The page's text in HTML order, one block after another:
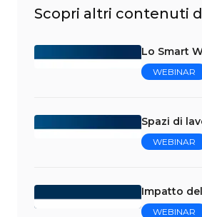
Scopri altri contenuti
Lo Smart
WEBINAR
Spazi di
WEBINAR
Impatto
WEBINAR